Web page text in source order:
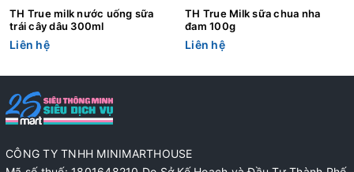
TH True milk nước uống sữa
trái cây dâu 300ml
Liên hệ
TH True Milk sữa chua nha
đam 100g
Liên hệ
CÔNG TY TNHH MINIMARTHOUSE